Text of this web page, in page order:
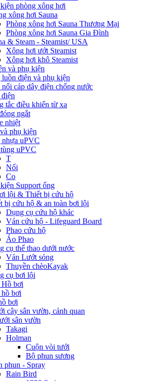
phòng xông hơi
xông hơi Sauna
Phòng xông hơi Sauna Thương Mại
Phòng xông hơi Sauna Gia Đình
& Steam - Steamist/ USA
Xông hơi ướt Steamist
Xông hơi khô Steamist
và phụ kiện
luồn điện và phụ kiện
cáp dây điện chống nước
tắc điều khiển từ xa
ngắt
nhiệt
phụ kiện
nhựa uPVC
uPVC
T
Nối
Co
Support ống
lội & Thiết bị cứu hộ
bị cứu hộ & an toàn bơi lội
Dụng cụ cứu hộ khác
Ván cứu hộ - Lifeguard Board
Phao cứu hộ
Áo Phao
cụ thể thao dưới nước
Ván Lướt sóng
Thuyền chèoKayak
cụ bơi lội
bơi
bơi
bơi
cây sân vườn, cảnh quan
sân vườn
Takagi
Holman
Cuộn vòi tưới
Bộ phun sương
phun - Spray
Rain Bird